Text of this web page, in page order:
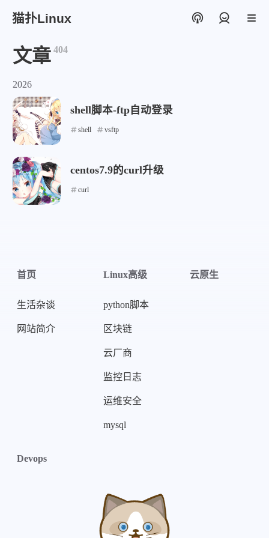
猫扑Linux
文章 404
2026
shell脚本-ftp自动登录
shell vsftp
centos7.9的curl升级
curl
首页
生活杂谈
网站简介
Linux高级
python脚本
区块链
云厂商
监控日志
运维安全
mysql
云原生
Devops